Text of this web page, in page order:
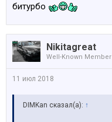
битурбо
Nikitagreat
Well-Known Member
11 июл 2018
DIMKan сказал(а): ↑